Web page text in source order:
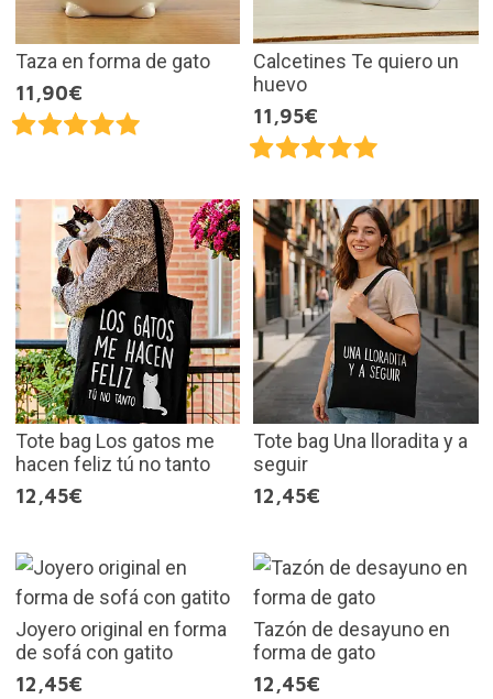
Taza en forma de gato
11,90€
Calcetines Te quiero un
huevo
11,95€
Tote bag Los gatos me
hacen feliz tú no tanto
12,45€
Tote bag Una lloradita y a
seguir
12,45€
Joyero original en forma
de sofá con gatito
12,45€
Tazón de desayuno en
forma de gato
12,45€